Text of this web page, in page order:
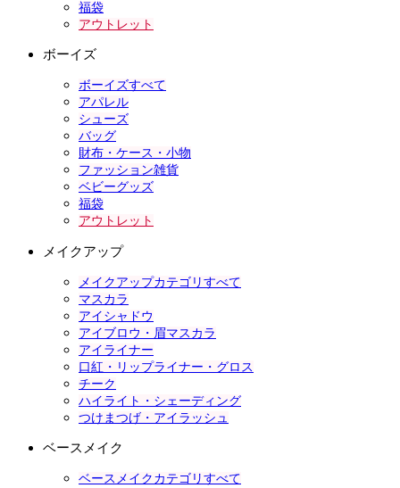
福袋
アウトレット
ボーイズ
ボーイズすべて
アパレル
シューズ
バッグ
財布・ケース・小物
ファッション雑貨
ベビーグッズ
福袋
アウトレット
メイクアップ
メイクアップカテゴリすべて
マスカラ
アイシャドウ
アイブロウ・眉マスカラ
アイライナー
口紅・リップライナー・グロス
チーク
ハイライト・シェーディング
つけまつげ・アイラッシュ
ベースメイク
ベースメイクカテゴリすべて